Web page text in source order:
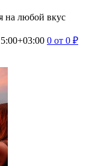
на любой вкус
0 от 0 ₽